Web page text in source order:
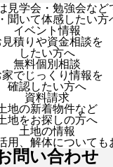
見学会・勉強会など
聞いて体感したい方
イベント情報
見積りや資金相談を
したい方へ
無料個別相談
家でじっくり情報を
確認したい方へ
資料請求
地の新着物件など
地をお探しの方へ
土地の情報
、解体についても
問い合わせ